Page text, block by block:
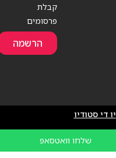
קבלת
פרסומים
הרשמה
יו די סטודיו
שלחו וואטסאפ